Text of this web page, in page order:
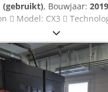
(gebruikt), Bouwjaar: 2019
 Model: CX3 
 Bouwjaar: 2019 
zeer goed,
en formaat 
330 mm  Maximale
naar-rollen Snelheid